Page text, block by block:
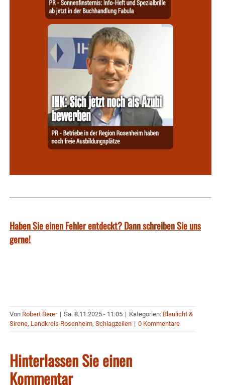
Haben Sie einen Fehler entdeckt? Dann schreiben Sie uns
gerne!
Von Robert Berer | Sa. 8.11.2025 - 11:05 | Kategorien: Blaulicht &
Sirene, Landkreis Rosenheim, Schlagzeilen | 0 Kommentare
Hinterlassen Sie einen
Kommentar